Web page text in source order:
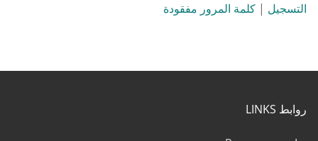
التسجيل | كلمة المرور مفقودة
روابط LINKS